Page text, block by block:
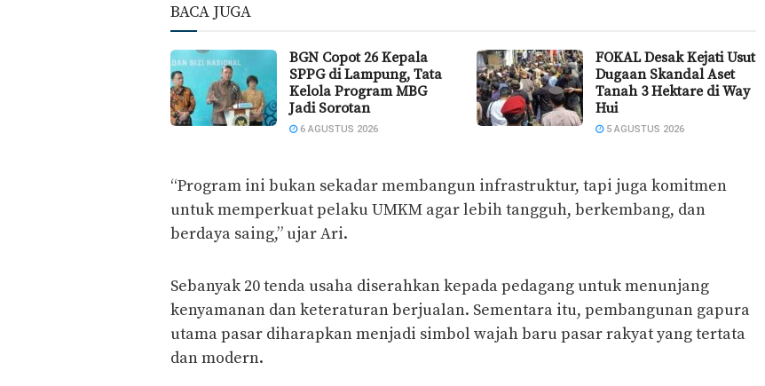
BACA JUGA
BGN Copot 26 Kepala
SPPG di Lampung, Tata
Kelola Program MBG
Jadi Sorotan
6 AGUSTUS 2026
FOKAL Desak Kejati Usut
Dugaan Skandal Aset
Tanah 3 Hektare di Way
Hui
5 AGUSTUS 2026
“Program ini bukan sekadar membangun infrastruktur, tapi juga komitmen
untuk memperkuat pelaku UMKM agar lebih tangguh, berkembang, dan
berdaya saing,” ujar Ari.
Sebanyak 20 tenda usaha diserahkan kepada pedagang untuk menunjang
kenyamanan dan keteraturan berjualan. Sementara itu, pembangunan gapura
utama pasar diharapkan menjadi simbol wajah baru pasar rakyat yang tertata
dan modern.